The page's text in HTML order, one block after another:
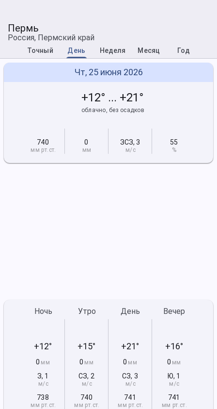
Пермь
Россия, Пермский край
Точный День Неделя Месяц Год
Чт, 25 июня 2026
+12° ... +21°
облачно, без осадков
740
мм рт.ст.
0
мм
ЗСЗ,3
м/с
55
%
Ночь
+12°
0 мм
З, 1
м/с
738
мм рт.ст.
Утро
+15°
0 мм
СЗ, 2
м/с
740
мм рт.ст.
День
+21°
0 мм
СЗ, 3
м/с
741
мм рт.ст.
Вечер
+16°
0 мм
Ю, 1
м/с
741
мм рт.ст.